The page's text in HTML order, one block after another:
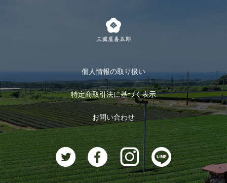
お茶のギフト
おすすめのお茶
お茶に合うスイーツ
ログイン
ログアウト
個人情報の取り扱い
特定商取引法に基づく表示
お問い合わせ